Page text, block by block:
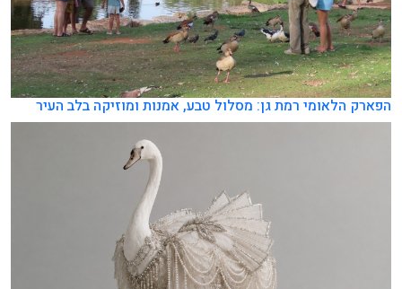
הפארק הלאומי רמת גן: מסלול טבע, אמנות ומוזיקה בלב העיר